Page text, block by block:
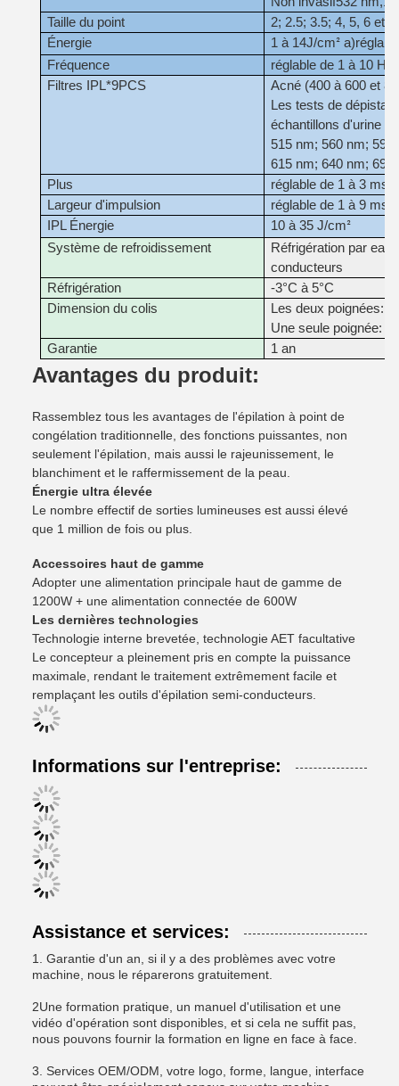
Taille du point
2; 2.5; 3.5; 4, 5, 6 et
Énergie
1 à 14J/cm² a)
Fréquence
réglable de 1 à 10 Hz
Filtres IPL*9PCS
Acné (400 à 600 et
Les tests de
échantillons d'urine et
515 nm; 560 nm; 590
615 nm; 640 nm; 695
Plus
réglable de 1 à 3 ms
Largeur d'impulsion
réglable de 1 à 9 ms
IPL Énergie
10 à 35 J/cm²
Système de refroidissement
Réfrigération par
conducteurs
Réfrigération
-3°C à 5°C
Dimension du colis
Les deux poignées:
Une seule poignée:
Garantie
1 an
Avantages du produit:
Rassemblez tous les avantages de l'épilation à point de
congélation traditionnelle, des fonctions puissantes, non
seulement l'épilation, mais aussi le rajeunissement, le
blanchiment et le raffermissement de la peau.
Énergie ultra élevée
Le nombre effectif de sorties lumineuses est aussi élevé
que 1 million de fois ou plus.
Accessoires haut de gamme
Adopter une alimentation principale haut de gamme de
1200W + une alimentation connectée de 600W
Les dernières technologies
Technologie interne brevetée, technologie AET facultative
Le concepteur a pleinement pris en compte la puissance
maximale, rendant le traitement extrêmement facile et
remplaçant les outils d'épilation semi-conducteurs.
Informations sur l'entreprise:
Assistance et services:
1. Garantie d'un an, si il y a des problèmes avec votre
machine, nous le réparerons gratuitement.
2Une formation pratique, un manuel d'utilisation et une
vidéo d'opération sont disponibles, et si cela ne suffit pas,
nous pouvons fournir la formation en ligne en face à face.
3. Services OEM/ODM, votre logo, forme, langue, interface